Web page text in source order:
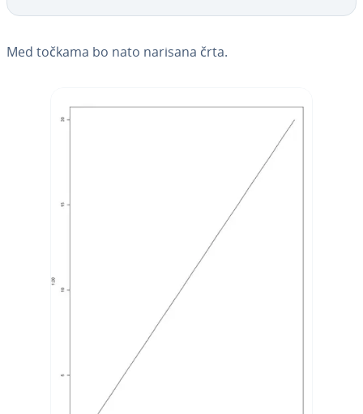
Med točkama bo nato narisana črta.